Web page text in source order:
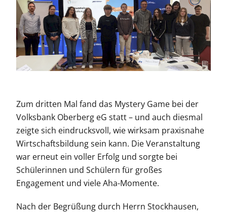
Zum dritten Mal fand das Mystery Game bei der
Volksbank Oberberg eG statt – und auch diesmal
zeigte sich eindrucksvoll, wie wirksam praxisnahe
Wirtschaftsbildung sein kann. Die Veranstaltung
war erneut ein voller Erfolg und sorgte bei
Schülerinnen und Schülern für großes
Engagement und viele Aha-Momente.
Nach der Begrüßung durch Herrn Stockhausen,